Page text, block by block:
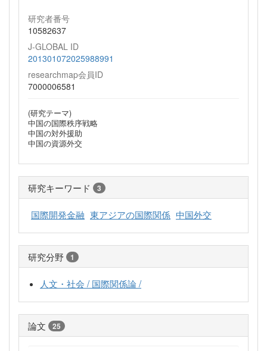
研究者番号
10582637
J-GLOBAL ID
201301072025988991
researchmap会員ID
7000006581
(研究テーマ)
中国の国際秩序戦略
中国の対外援助
中国の資源外交
研究キーワード 3
国際開発金融 東アジアの国際関係 中国外交
研究分野 1
人文・社会 / 国際関係論 /
論文 25